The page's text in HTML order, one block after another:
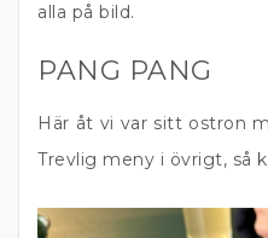
alla på bild.
PANG PANG
Här åt vi var sitt ostron
Trevlig meny i övrigt, så